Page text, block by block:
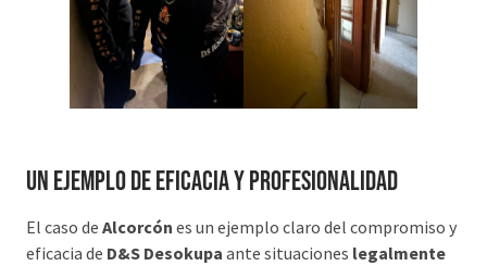
Un ejemplo de eficacia y profesionalidad
El caso de Alcorcón es un ejemplo claro del compromiso y
eficacia de D&S Desokupa ante situaciones legalmente